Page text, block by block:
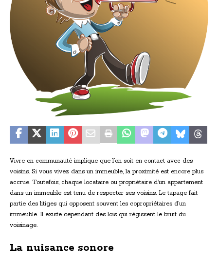
Vivre en communauté implique que l’on soit en contact avec des
voisins. Si vous vivez dans un immeuble, la proximité est encore plus
accrue. Toutefois, chaque locataire ou propriétaire d’un appartement
dans un immeuble est tenu de respecter ses voisins. Le tapage fait
partie des litiges qui opposent souvent les copropriétaires d’un
immeuble. Il existe cependant des lois qui régissent le bruit du
voisinage.
La nuisance sonore